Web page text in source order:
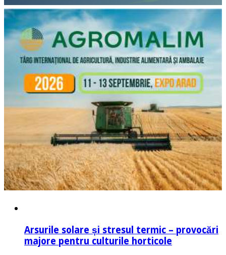
Arsurile solare și stresul termic – provocări
majore pentru culturile horticole